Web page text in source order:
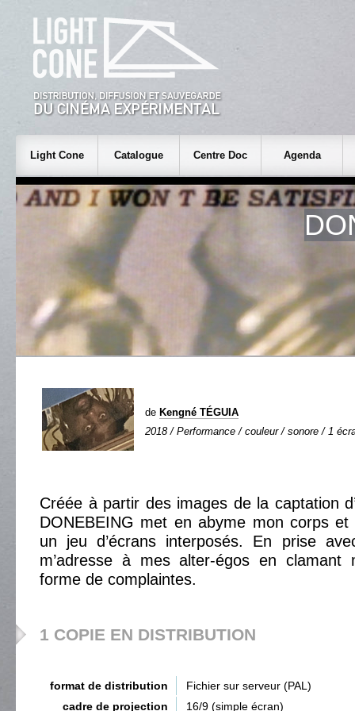
Light Cone Catalogue Centre Doc Agenda
de Kengné TÉGUIA
2018 / Performance / couleur / sonore / 1
Créée à partir des images de la captation
DONEBEING met en abyme mon corps
un jeu d’écrans interposés. En prise
m’adresse à mes alter-égos en clamant
forme de complaintes.
1 COPIE EN DISTRIBUTION
format de distribution
Fichier sur serveur (PAL)
cadre de projection
16/9 (simple écran)